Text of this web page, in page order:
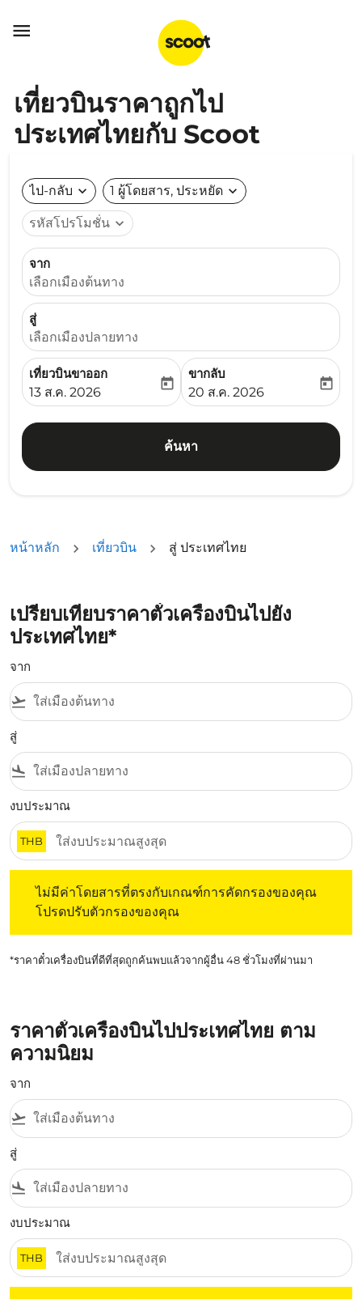

เที่ยวบินราคาถูกไป
ประเทศไทยกับ Scoot
ไป-กลับ expand_more 1 ผู้โดยสาร, ประหยัด expand_more
รหัสโปรโมชั่น expand_more
จาก
เลือกเมืองต้นทาง
สู่
เลือกเมืองปลายทาง
เที่ยวบินขาออก
fc-booking-departure-date-aria-label
13 ส.ค. 2026
today
ขากลับ
fc-booking-return-date-
20 ส.ค. 2026
today
ค้นหา
หน้าหลัก เที่ยวบิน สู่ ประเทศไทย
เปรียบเทียบราคาตั๋วเครื่องบินไปยัง
ประเทศไทย*
จาก
flight_takeoff
สู่
flight_land
งบประมาณ
THB
ไม่มีค่าโดยสารที่ตรงกับเกณฑ์การคัดกรองของคุณ
โปรดปรับตัวกรองของคุณ
*ราคาตั๋วเครื่องบินที่ดีที่สุดถูกค้นพบแล้วจากผู้อื่น 48 ชั่วโมงที่ผ่านมา
ราคาตั๋วเครื่องบินไปประเทศไทย ตาม
ความนิยม
จาก
flight_takeoff
สู่
flight_land
งบประมาณ
THB